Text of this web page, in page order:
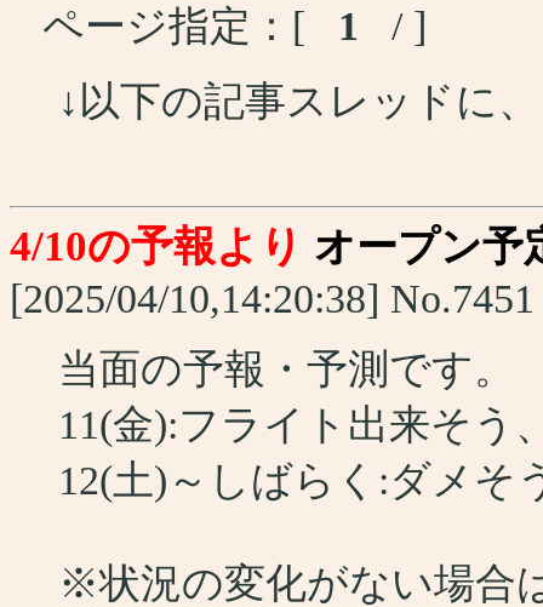
ページ指定：[ 1
/ ]
↓以下の記事スレッドに
4/10の予報より オープン予
[2025/04/10,14:20:38] No.7451
当面の予報・予測です。
11(金):フライト出来そう
12(土)～しばらく:ダメそ
※状況の変化がない場合